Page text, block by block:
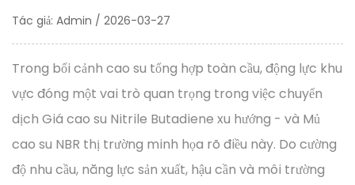
Tác giả: Admin / 2026-03-27
Trong bối cảnh cao su tổng hợp toàn cầu, động lực khu
vực đóng một vai trò quan trọng trong việc chuyển
dịch Giá cao su Nitrile Butadiene xu hướng - và Mủ
cao su NBR thị trường minh họa rõ điều này. Do cường
độ nhu cầu, năng lực sản xuất, hậu cần và môi trường